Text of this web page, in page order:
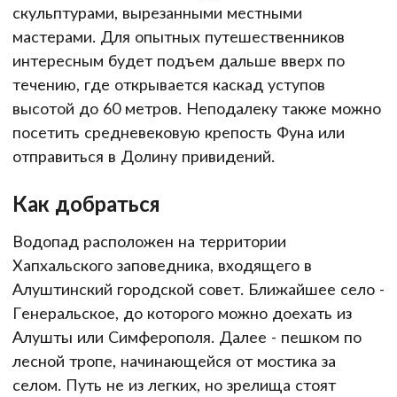
скульптурами, вырезанными местными
мастерами. Для опытных путешественников
интересным будет подъем дальше вверх по
течению, где открывается каскад уступов
высотой до 60 метров. Неподалеку также можно
посетить средневековую крепость Фуна или
отправиться в Долину привидений.
Как добраться
Водопад расположен на территории
Хапхальского заповедника, входящего в
Алуштинский городской совет. Ближайшее село -
Генеральское, до которого можно доехать из
Алушты или Симферополя. Далее - пешком по
лесной тропе, начинающейся от мостика за
селом. Путь не из легких, но зрелища стоят